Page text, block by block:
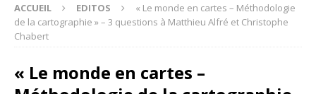
ACCUEIL EDITOS
« Le monde en cartes – Méthodologie
de la cartographie » – 3 questions à Matthieu Alfré et Christophe
Chabert
« Le monde en cartes –